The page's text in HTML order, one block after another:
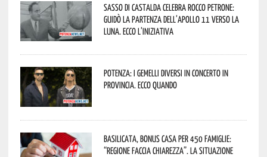
Sasso di Castalda celebra Rocco Petrone:
guidò la partenza dell’Apollo 11 verso la
Luna. Ecco l’iniziativa
Potenza: i Gemelli DiVersi in concerto in
provincia. Ecco quando
Basilicata, Bonus casa per 450 famiglie:
“Regione faccia chiarezza”. La situazione